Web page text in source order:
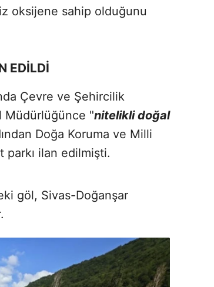
oksijene sahip olduğunu
EDİLDİ
Çevre ve Şehircilik
Müdürlüğünce "nitelikli doğal
Doğa Koruma ve Milli
parkı ilan edilmişti.
göl, Sivas-Doğanşar